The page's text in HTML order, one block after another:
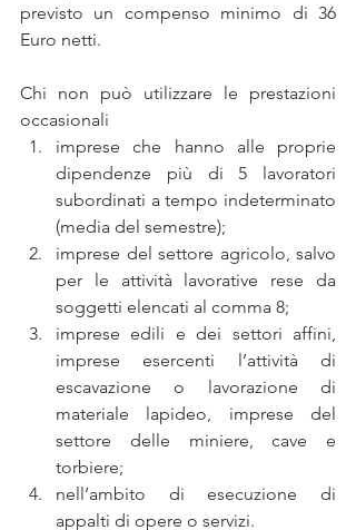
previsto un compenso minimo di 36
Euro netti.
Chi non può utilizzare le prestazioni
occasionali
imprese che hanno alle proprie
dipendenze più di 5 lavoratori
subordinati a tempo indeterminato
(media del semestre);
imprese del settore agricolo, salvo
per le attività lavorative rese da
soggetti elencati al comma 8;
imprese edili e dei settori affini,
imprese esercenti l’attività di
escavazione o lavorazione di
materiale lapideo, imprese del
settore delle miniere, cave e
torbiere;
nell’ambito di esecuzione di
appalti di opere o servizi.